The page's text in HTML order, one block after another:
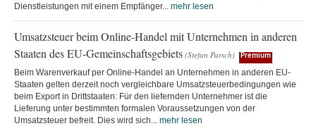
Dienstleistungen mit einem Empfänger... mehr lesen
Umsatzsteuer beim Online-Handel mit Unternehmen in anderen
Staaten des EU-Gemeinschaftsgebiets (Stefan Parsch) Premium
Beim Warenverkauf per Online-Handel an Unternehmen in anderen EU-
Staaten gelten derzeit noch vergleichbare Umsatzsteuerbedingungen wie
beim Export in Drittstaaten: Für den liefernden Unternehmer ist die
Lieferung unter bestimmten formalen Voraussetzungen von der
Umsatzsteuer befreit. Dies wird sich... mehr lesen